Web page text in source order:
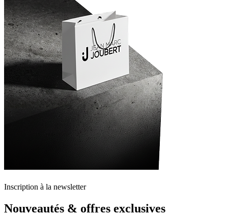
Inscription à la newsletter
Nouveautés & offres exclusives